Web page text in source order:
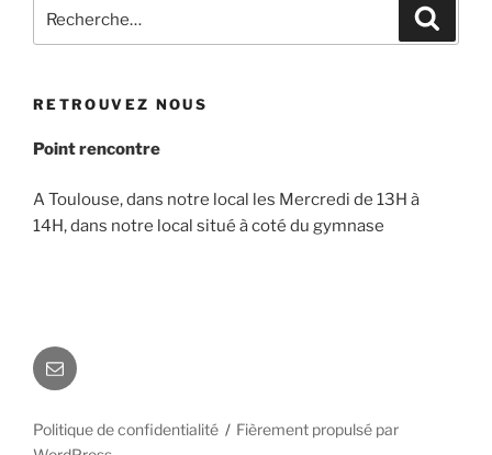
pour
RETROUVEZ NOUS
Point rencontre
A Toulouse, dans notre local les Mercredi de 13H à
14H, dans notre local situé à coté du gymnase
E-
mail
Politique de confidentialité
Fièrement propulsé par